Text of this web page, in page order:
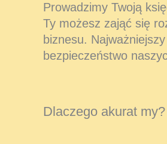
Prowadzimy Twoją
Ty możesz zająć się
biznesu.
bezpieczeństwo
Dlaczego akurat my?